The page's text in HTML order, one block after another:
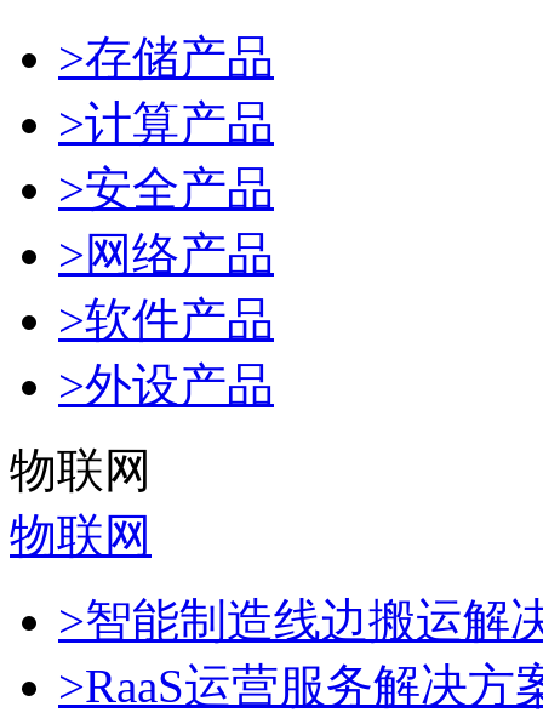
>存储产品
>计算产品
>安全产品
>网络产品
>软件产品
>外设产品
物联网
物联网
>智能制造线边搬运解
>RaaS运营服务解决方